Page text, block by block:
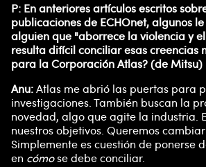
P: En anteriores artículos escritos
publicaciones de ECHOnet, algunos
alguien que "aborrece la violencia y el
resulta difícil conciliar esas creencias
para la Corporación Atlas? (de Mitsu)
Anu:Atlas me abrió las puertas para
investigaciones. También buscan la
novedad, algo que agite la industria.
nuestros objetivos. Queremos
Simplemente es cuestión de ponerse
en cómose debe conciliar.